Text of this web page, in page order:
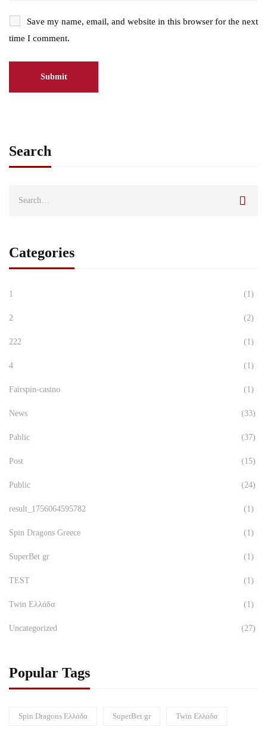
Save my name, email, and website in this browser for the next
time I comment.
Search
Categories
1 (1)
2 (2)
222 (1)
4 (1)
Fairspin-casino (1)
News (33)
Pablic (37)
Post (15)
Public (24)
result_1756064595782 (1)
Spin Dragons Greece (1)
SuperBet gr (1)
TEST (1)
Twin Ελλάδα (1)
Uncategorized (27)
Popular Tags
Spin Dragons Ελλάδα SuperBet gr Twin Ελλάδα